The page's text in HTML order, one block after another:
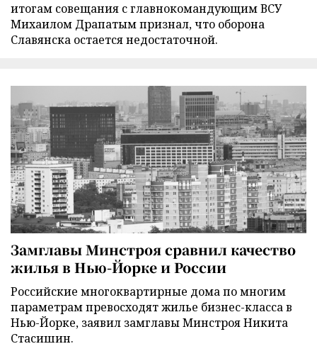
итогам совещания с главнокомандующим ВСУ
Михаилом Драпатым признал, что оборона
Славянска остается недостаточной.
Замглавы Минстроя сравнил качество
жилья в Нью-Йорке и России
Российские многоквартирные дома по многим
параметрам превосходят жилье бизнес-класса в
Нью-Йорке, заявил замглавы Минстроя Никита
Стасишин.